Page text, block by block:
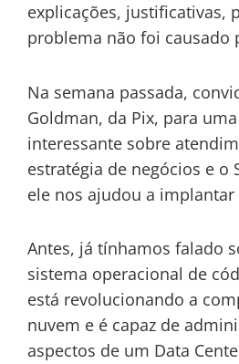
explicações, justificativas,
problema não foi causado
Na semana passada,
Goldman, da Pix, para
interessante sobre
estratégia de negócios e o
ele nos ajudou a implantar
Antes, já tínhamos falado
sistema operacional de
está revolucionando a
nuvem e é capaz de
aspectos de um Data